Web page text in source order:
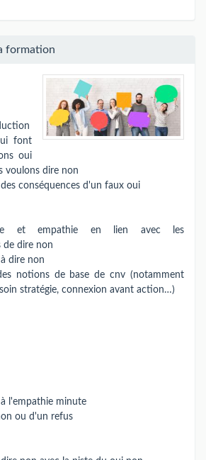
formation
font
oui
voulons dire non
conséquences d'un faux oui
et empathie en lien avec les
de dire non
dire non
notions de base de cnv (notamment
stratégie, connexion avant action…)
l'empathie minute
ou d'un refus